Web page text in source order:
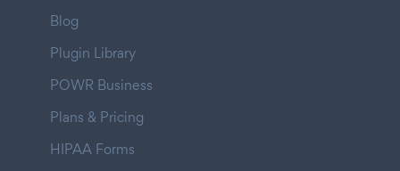
Blog
Plugin Library
POWR Business
Plans & Pricing
HIPAA Forms